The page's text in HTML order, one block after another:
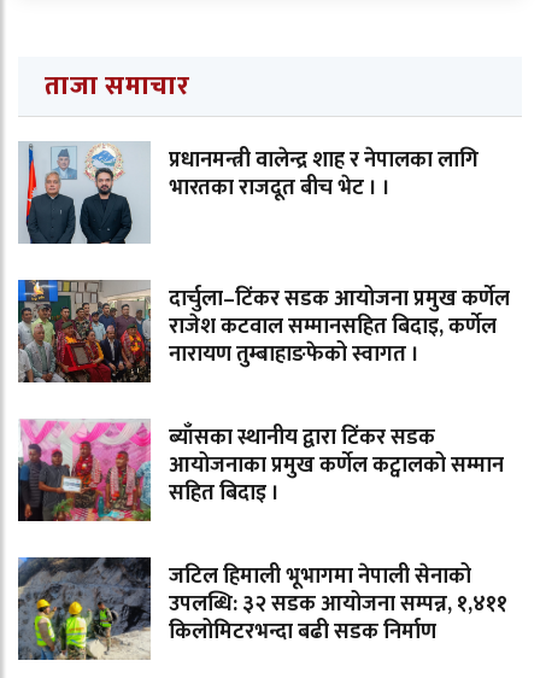
ताजा समाचार
प्रधानमन्त्री वालेन्द्र शाह र नेपालका लागि
भारतका राजदूत बीच भेट । ।
दार्चुला–टिंकर सडक आयोजना प्रमुख कर्णेल
राजेश कटवाल सम्मानसहित बिदाइ, कर्णेल
नारायण तुम्बाहाङफेको स्वागत ।
ब्याँसका स्थानीय द्वारा टिंकर सडक
आयोजनाका प्रमुख कर्णेल कट्वालको सम्मान
सहित बिदाइ ।
जटिल हिमाली भूभागमा नेपाली सेनाको
उपलब्धि: ३२ सडक आयोजना सम्पन्न, १,४११
किलोमिटरभन्दा बढी सडक निर्माण